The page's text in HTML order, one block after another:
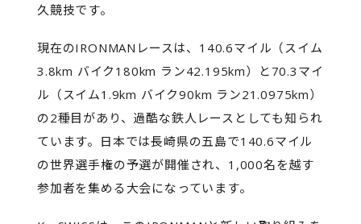
久競技です。
現在のIRONMANレースは、140.6マイル（スイム
3.8km バイク180km ラン42.195km）と70.3マイ
ル（スイム1.9km バイク90km ラン21.0975km）
の2種目があり、過酷な鉄人レースとしても知られ
ています。日本では長崎県の五島で140.6マイル
の世界選手権の予選が開催され、1,000名を越す
参加者を集める大会になっています。